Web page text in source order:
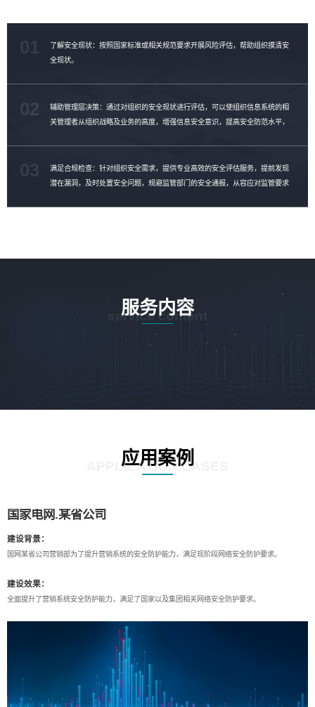
了解安全现状：按照国家标准或相关规范要求开展风险评估，帮助组织摸清安
全现状。
辅助管理层决策：通过对组织的安全现状进行评估，可以使组织信息系统的相
关管理者从组织战略及业务的高度，增强信息安全意识，提高安全防范水平，
02
满足合规检查：针对组织安全需求，提供专业高效的安全评估服务，提前发现
潜在漏洞，及时处置安全问题，规避监管部门的安全通报，从容应对监管要求
03
服务内容
service content
应用案例
APPLICATION CASES
国家电网.某省公司
建设背景：
国网某省公司营销部为了提升营销系统的安全防护能力，满足现阶段网络安全防护要求。
建设效果：
全面提升了营销系统安全防护能力，满足了国家以及集团相关网络安全防护要求。